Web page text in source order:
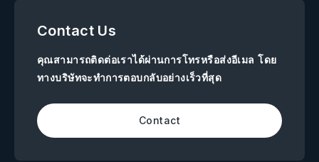
Contact Us
คุณสามารถติดต่อเราได้ผ่านการโทรหรือส่งอีเมล โดย
ทางบริษัทจะทำการตอบกลับอย่างเร็วที่สุด
Contact